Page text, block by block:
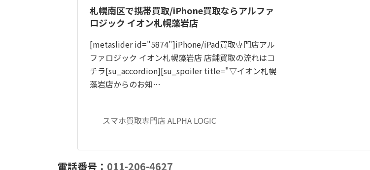
札幌南区で携帯買取/iPhone買取ならアルファ
ロジック イオン札幌藻岩店
[metaslider id="5874"]iPhone/iPad買取専門店アル
ファロジック イオン札幌藻岩店 店舗買取の流れはコ
チラ[su_accordion][su_spoiler title="▽イオン札幌
藻岩店からのお知…
スマホ買取専門店 ALPHA LOGIC
電話番号： 011-206-4627